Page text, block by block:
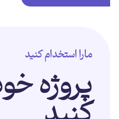
مارا استخدام کنید
پروژه